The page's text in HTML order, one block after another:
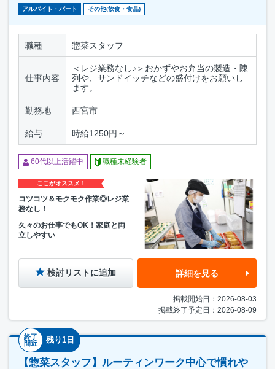
アルバイト・パート その他(飲食・食品)
職種 惣菜スタッフ
仕事内容
＜レジ業務なし♪＞おかずやお弁当の製造・陳
列や、サンドイッチなどの盛付けをお願いし
ます。
勤務地 西宮市
給与 時給1250円～
60代以上活躍中 職種未経験者
ここがオススメ！
コツコツ＆モクモク作業◎レジ業
務なし！
久々のお仕事でもOK！家庭と両
立しやすい
検討リストに追加 詳細を見る
掲載開始日：2026-08-03
掲載終了予定日：2026-08-09
終了
間近
残り1日
【惣菜スタッフ】ルーティンワーク中心で慣れや